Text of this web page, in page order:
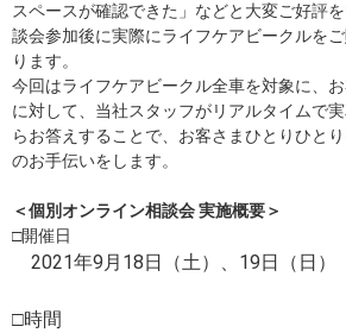
スペースが確認できた」などと大変ご好評
談会参加後に実際にライフケアビークルを
ります。
今回はライフケアビークル全車を対象に、
に対して、当社スタッフがリアルタイムで
らお答えすることで、お客さまひとりひと
のお手伝いをします。
＜個別オンライン相談会 実施概要＞
□開催日
2021年9月18日（土）、19日（日）
□時間